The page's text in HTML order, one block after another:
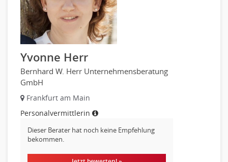
Yvonne Herr
Bernhard W. Herr Unternehmensberatung
GmbH
Frankfurt am Main
Personalvermittlerin
Dieser Berater hat noch keine Empfehlung
bekommen.